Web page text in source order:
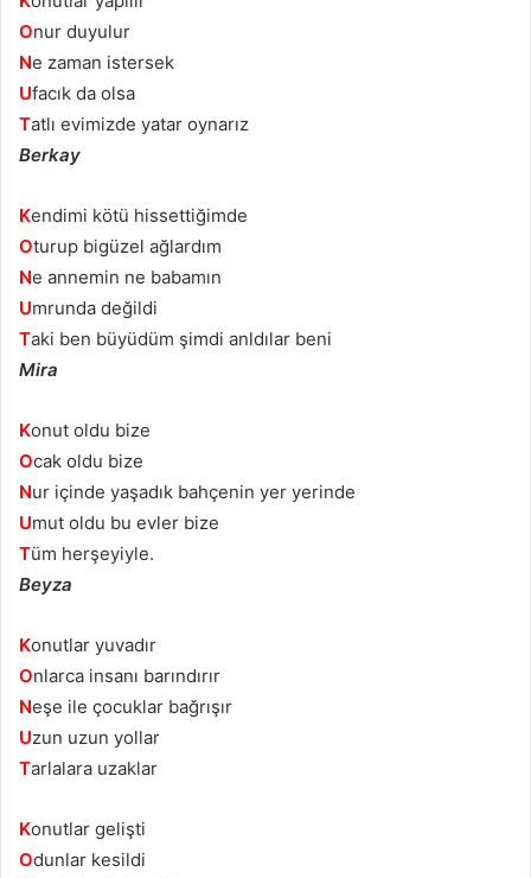
Onur duyulur
Ne zaman istersek
Ufacık da olsa
Tatlı evimizde yatar oynarız
Berkay
Kendimi kötü hissettiğimde
Oturup bigüzel ağlardım
Ne annemin ne babamın
Umrunda değildi
Taki ben büyüdüm şimdi anldılar beni
Mira
Konut oldu bize
Ocak oldu bize
Nur içinde yaşadık bahçenin yer yerinde
Umut oldu bu evler bize
Tüm herşeyiyle.
Beyza
Konutlar yuvadır
Onlarca insanı barındırır
Neşe ile çocuklar bağrışır
Uzun uzun yollar
Tarlalara uzaklar
Konutlar gelişti
Odunlar kesildi